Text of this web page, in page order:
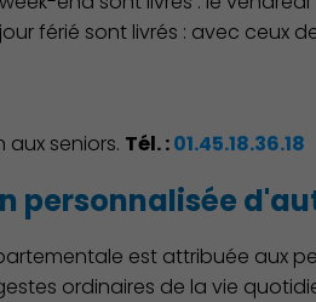
férié sont livrés : avec ceux
aux seniors. Tél. :01.45.18.36.18
personnalisée
est attribuée aux
ordinaires de la vie